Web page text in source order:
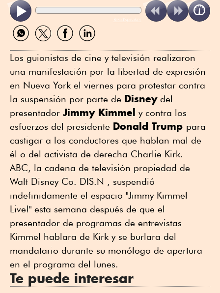
ReadSpeaker
Compartir
por
Compartir
por
Compartir
por
Compartir
por
Los guionistas de cine y televisión realizaron
una manifestación por la libertad de expresión
en Nueva York el viernes para protestar contra
la suspensión por parte de Disneydel
presentador Jimmy Kimmel y contra los
esfuerzos del presidente Donald Trump para
castigar a los conductores que hablan mal de
él o del activista de derecha Charlie Kirk.
ABC, la cadena de televisión propiedad de
Walt Disney Co. DIS.N , suspendió
indefinidamente el espacio "Jimmy Kimmel
Live!" esta semana después de que el
presentador de programas de entrevistas
Kimmel hablara de Kirk y se burlara del
mandatario durante su monólogo de apertura
en el programa del lunes.
Te puede interesar